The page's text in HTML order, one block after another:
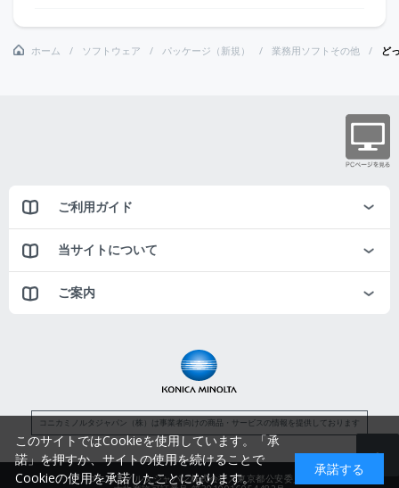
ホーム ソフトウェア パッケージ（新規） 業務用ソフトその他 ど
ご利用ガイド
当サイトについて
ご案内
コニカミノルタジャパン（株）は事業者向けの商品・サービスの情報を提供しております
コニカミノルタジャパン株式会社／東京都公安委員会
このサイトではCookieを使用しています。「承
諾」を押すか、サイトの使用を続けることで
Cookieの使用を承諾したことになります。
承諾する